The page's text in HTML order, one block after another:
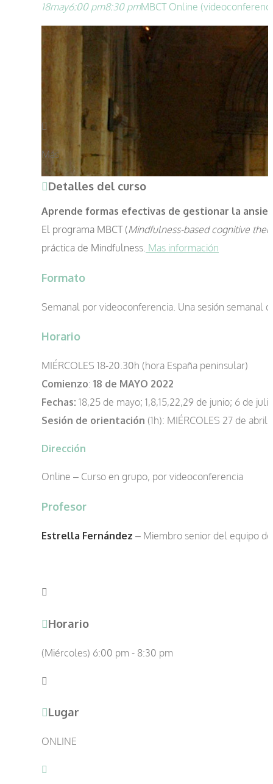
18may6:00 pm8:30 pmMBCT Online
Más
Detalles del curso
Aprende formas efectivas de gestionar la
El programa MBCT (Mindfulness-based cognitive
práctica de Mindfulness. Mas información
Formato
Semanal por videoconferencia. Una sesión semanal
Horario
MIÉRCOLES 18-20.30h (hora España peninsular)
Comienzo: 18 de MAYO 2022
Fechas: 18,25 de mayo; 1,8,15,22,29 de junio; 6 de
Sesión de orientación (1h): MIÉRCOLES 27 de abril
Dirección
Online – Curso en grupo, por videoconferencia
Profesor
Estrella Fernández – Miembro senior del equipo
Horario
(Miércoles) 6:00 pm - 8:30 pm
Lugar
ONLINE